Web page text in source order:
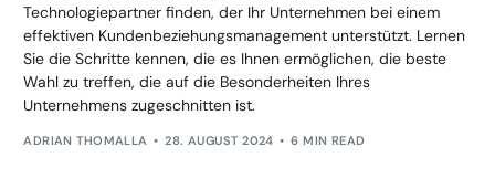
Technologiepartner finden, der Ihr Unternehmen bei einem
effektiven Kundenbeziehungsmanagement unterstützt. Lernen
Sie die Schritte kennen, die es Ihnen ermöglichen, die beste
Wahl zu treffen, die auf die Besonderheiten Ihres
Unternehmens zugeschnitten ist.
ADRIAN THOMALLA 28. AUGUST 2024 6 MIN READ